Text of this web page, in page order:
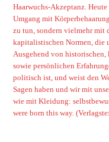
Haarwuchs-Akzeptanz.
Umgang mit
zu tun, sondern vielmehr mit
kapitalistischen Normen, die
Ausgehend von
sowie persönlichen
politisch ist, und weist den
Sagen haben und wir mit
wie mit Kleidung:
were born this way.